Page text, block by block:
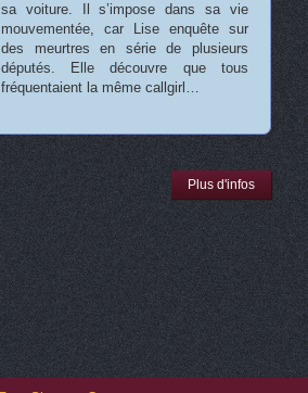
sa voiture. Il s’impose dans sa vie
mouvementée, car Lise enquête sur
des meurtres en série de plusieurs
députés. Elle découvre que tous
fréquentaient la même callgirl…
Plus d'infos